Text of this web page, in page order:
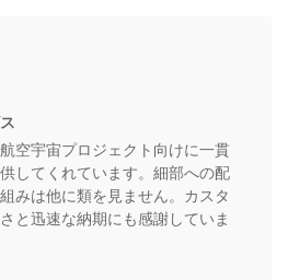
空宇宙プロジェクト向けに一貫
してくれています。細部への配
みは他に類を見ません。カスタ
と迅速な納期にも感謝していま